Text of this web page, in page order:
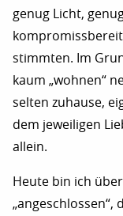
genug Licht,
stimmten. Im
kaum „wohnen“
selten zuhause,
dem jeweiligen
allein.
Heute bin ich